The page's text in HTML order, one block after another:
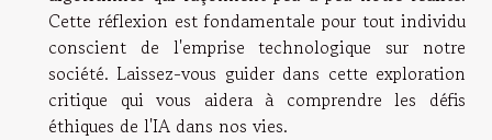
Cette réflexion est fondamentale pour tout individu
conscient de l'emprise technologique sur notre
société. Laissez-vous guider dans cette exploration
critique qui vous aidera à comprendre les défis
éthiques de l'IA dans nos vies.